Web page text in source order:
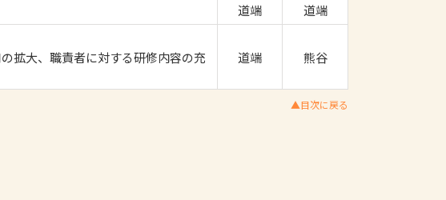
道端 道端
拡大、職責者に対する研修内容の充
道端 熊谷
▲目次に戻る